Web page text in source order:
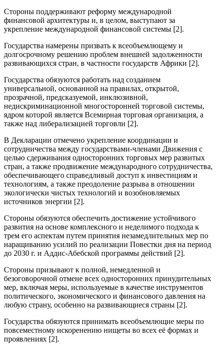
Стороны поддерживают реформу международной
финансовой архитектуры и, в целом, выступают за
укрепление международной финансовой системы [2].
Государства намерены призвать к всеобъемлющему и
долгосрочному решению проблем внешней задолженности
развивающихся стран, в частности государств Африки [2].
Государства обязуются работать над созданием
универсальной, основанной на правилах, открытой,
прозрачной, предсказуемой, инклюзивной,
недискриминационной многосторонней торговой системы,
ядром которой является Всемирная торговая организация, а
также над либерализацией торговли [2].
В Декларации отмечено укрепление координации и
сотрудничества между государствами-членами Движения с
целью сдерживания односторонних торговых мер развитых
стран, а также продвижение международного сотрудничества,
обеспечивающего справедливый доступ к инвестициям и
технологиям, а также преодоление разрыва в отношении
экологически чистых технологий и возобновляемых
источников энергии [2].
Стороны обязуются обеспечить достижение устойчивого
развития на основе комплексного и неделимого подхода к
трем его аспектам путем принятия незамедлительных мер по
наращиванию усилий по реализации Повестки дня на период
до 2030 г. и Аддис-Абебской программы действий [2].
Стороны призывают к полной, немедленной и
безоговорочной отмене всех односторонних принудительных
мер, включая меры, используемые в качестве инструментов
политического, экономического и финансового давления на
любую страну, особенно на развивающиеся страны [2].
Государства обязуются принимать всеобъемлющие меры по
повсеместному искоренению нищеты во всех её формах и
проявлениях [2].